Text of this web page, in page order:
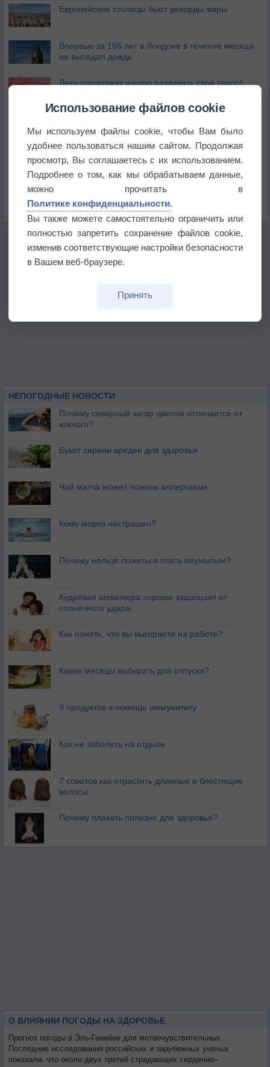
Европейские столицы бьют рекорды жары
Впервые за 155 лет в Лондоне в течение месяца
не выпадал дождь
Лето продолжит щедро раздавать своё тепло!
Погода в Краснодаре 5 августа
Погода в Санкт-Петербурге 5 августа
НЕПОГОДНЫЕ НОВОСТИ
Почему северный загар цветом отличается от
южного?
Букет сирени вреден для здоровья
Чай матча может помочь аллергикам
Кому мороз нестрашен?
Почему нельзя ложиться спать неумытым?
Кудрявая шевелюра хорошо защищает от
солнечного удара
Как понять, что вы выгораете на работе?
Какие месяцы выбирать для отпуска?
9 продуктов в помощь иммунитету
Как не заболеть на отдыхе
7 советов как отрастить длинные и блестящие
волосы
Почему плакать полезно для здоровья?
О ВЛИЯНИИ ПОГОДЫ НА ЗДОРОВЬЕ
Прогноз погоды в Эль-Генейне для метеочувствительных.
Последние исследования российских и зарубежных ученых
показали, что около двух третей страдающих сердечно–
Использование файлов cookie
Мы используем файлы cookie, чтобы Вам было
удобнее пользоваться нашим сайтом. Продолжая
просмотр, Вы соглашаетесь с их использованием.
Подробнее о том, как мы обрабатываем данные,
можно прочитать в
Политике конфиденциальности.
Вы также можете самостоятельно ограничить или
полностью запретить сохранение файлов cookie,
изменив соответствующие настройки безопасности
в Вашем веб-браузере.
Принять